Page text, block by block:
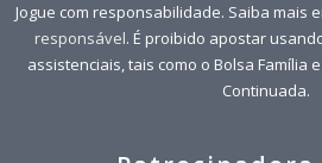
Jogue com responsabilidade. Saiba mais
responsável. É proibido apostar
assistenciais, tais como o Bolsa Família
Continuada.